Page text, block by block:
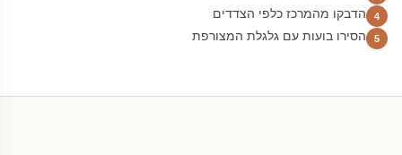
4 הדבקו מהמרכז כלפי הצדדים
5 הסירו בועות עם גלגלת המצורפת